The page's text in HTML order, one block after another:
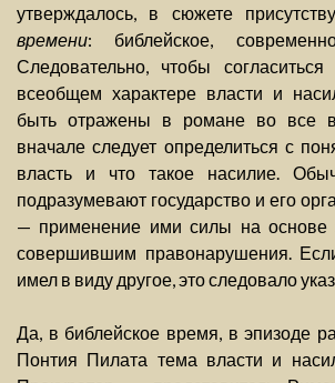
утверждалось, в сюжете
времени: библейское,
Следовательно, чтобы
всеобщем характере власти и
быть отражены в романе во все
вначале следует определиться с
власть и что такое насилие.
подразумевают государство и его
— применение ими силы на основе
совершившим правонарушения.
имел в виду другое, это следовало
Да, в библейское время, в эпизоде
Понтия Пилата тема власти и